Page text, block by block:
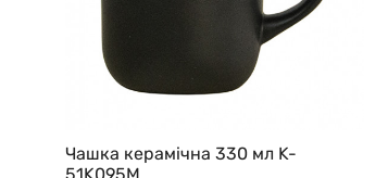
Чашка керамічна 330 мл K-
51K095M